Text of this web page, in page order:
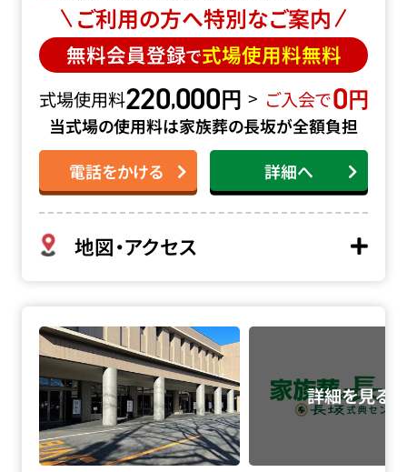
ご利用の方へ特別なご案内
無料会員登録で式場使用料無料
式場使用料220,000円 > ご入会で0円
当式場の使用料は家族葬の長坂が全額負担
電話をかける
詳細へ
地図・アクセス